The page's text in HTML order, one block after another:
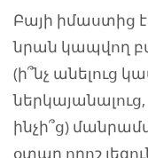
Բայի իմաստից է
նրան կապվող
(ի՞նչ անելուց
ինչի՞ց)
օտար որոշ